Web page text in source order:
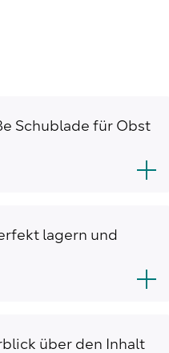
Schublade für Obst
lagern und
über den Inhalt